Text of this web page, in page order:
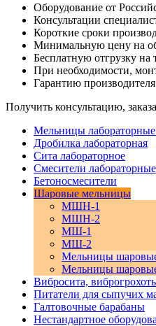
Оборудование от
Консультации
Короткие сроки
Минимальную цену на
Бесплатную отгрузку
При необходимости,
Гарантию
Получить консультацию,
Мельницы
Дробилка лабораторная
Сита лабораторное
Смесители лабораторные
Бетоносмесители
Шаровые мельницы
МШН-1
МШН-2
МШ-1
МШ-2
Мельницы
Мельницы
Вибросита,
Питатели для сыпучих
Галтовочные барабаны
Нестандартное